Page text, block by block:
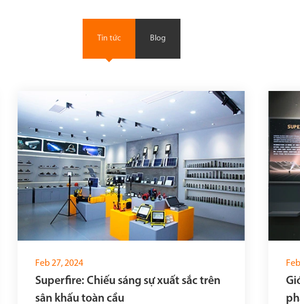
Tin tức Blog
Feb 27, 2024
Superfire: Chiếu sáng sự xuất sắc trên
sân khấu toàn cầu